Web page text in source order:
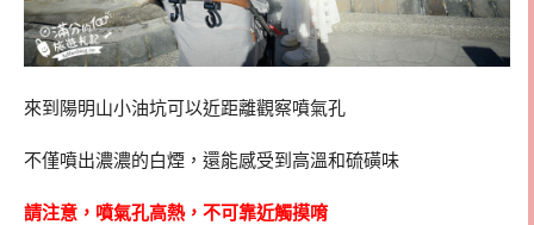
來到陽明山小油坑可以近距離觀察噴氣孔
不僅噴出濃濃的白煙，還能感受到高溫和硫磺味
請注意，噴氣孔高熱，不可靠近觸摸唷